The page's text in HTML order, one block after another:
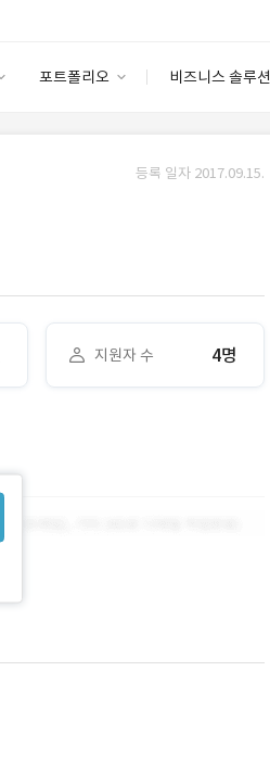
포트폴리오 비즈니스 솔루션
안심 코드 케어
등록 일자 2017.09.15.
지원자 수 4명